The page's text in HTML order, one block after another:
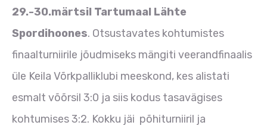
29.-30.märtsil Tartumaal Lähte
Spordihoones. Otsustavates kohtumistes
finaalturniirile jõudmiseks mängiti veerandfinaalis
üle Keila Võrkpalliklubi meeskond, kes alistati
esmalt võõrsil 3:0 ja siis kodus tasavägises
kohtumises 3:2. Kokku jäi põhiturniiril ja